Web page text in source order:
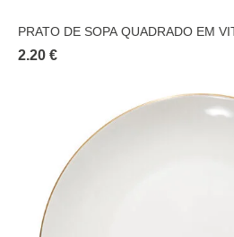
PRATO DE SOPA QUADRADO EM
2.20 €